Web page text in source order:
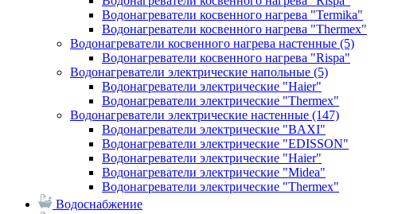
Водонагреватели косвенного нагрева "Termika"
Водонагреватели косвенного нагрева "Thermex"
Водонагреватели косвенного нагрева настенные (5)
Водонагреватели косвенного нагрева "Rispa"
Водонагреватели электрические напольные (5)
Водонагреватели электрические "Haier"
Водонагреватели электрические "Thermex"
Водонагреватели электрические настенные (147)
Водонагреватели электрические "BAXI"
Водонагреватели электрические "EDISSON"
Водонагреватели электрические "Haier"
Водонагреватели электрические "Midea"
Водонагреватели электрические "Thermex"
Водоснабжение